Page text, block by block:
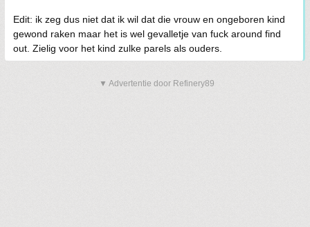
Edit: ik zeg dus niet dat ik wil dat die vrouw en ongeboren kind
gewond raken maar het is wel gevalletje van fuck around find
out. Zielig voor het kind zulke parels als ouders.
▼ Advertentie door Refinery89